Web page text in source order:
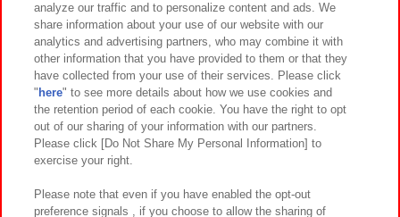
イベント・キャンペーン
関連会社 サステナビリティ サイトポリシー
プライバシーポリシー ウェブアクセシビリティ方針と検証結果
お取引先さまとともに
カスタマーハラスメント対応方針 よくあるご質問・お問い合わせ
analyze our traffic and to personalize content and ads. We
share information about your use of our website with our
analytics and advertising partners, who may combine it with
other information that you have provided to them or that they
have collected from your use of their services. Please click
" here" to see more details about how we use cookies and
the retention period of each cookie. You have the right to opt
out of our sharing of your information with our partners.
Please click [Do Not Share My Personal Information] to
exercise your right.
Please note that even if you have enabled the opt-out
preference signals , if you choose to allow the sharing of